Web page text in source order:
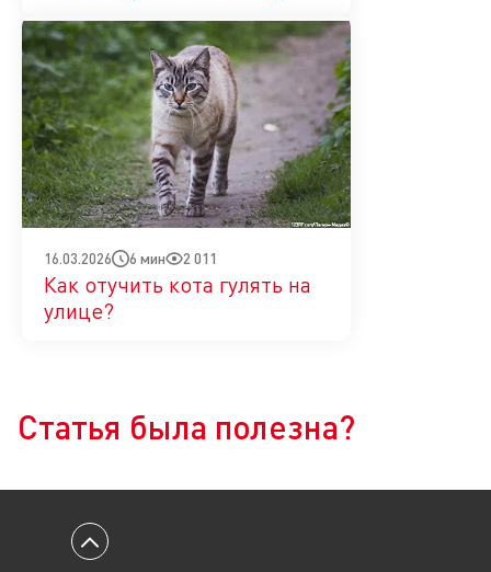
16.03.2026 6 мин 2 011
Как отучить кота гулять на
улице?
Статья была полезна?
Вернуться к началу